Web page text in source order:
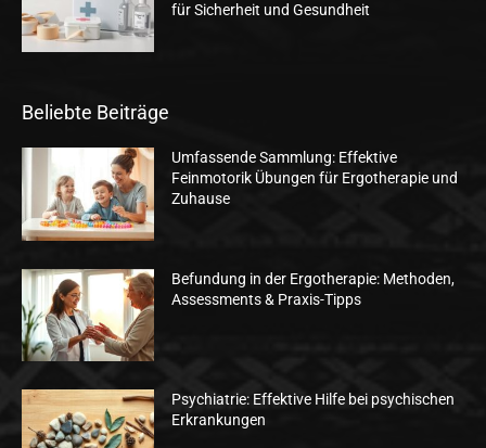
für Sicherheit und Gesundheit
Beliebte Beiträge
Umfassende Sammlung: Effektive
Feinmotorik Übungen für Ergotherapie und
Zuhause
Befundung in der Ergotherapie: Methoden,
Assessments & Praxis-Tipps
Psychiatrie: Effektive Hilfe bei psychischen
Erkrankungen